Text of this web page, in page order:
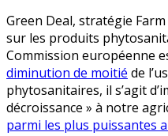
Green Deal, stratégie
sur les produits
Commission européenne
diminution de moitié de
phytosanitaires, il s’agit
décroissance » à notre
parmi les plus puissantes